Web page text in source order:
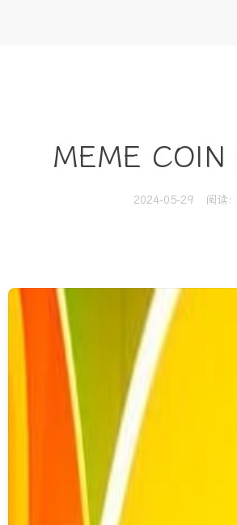
MEME
2024-05-29 阅读: